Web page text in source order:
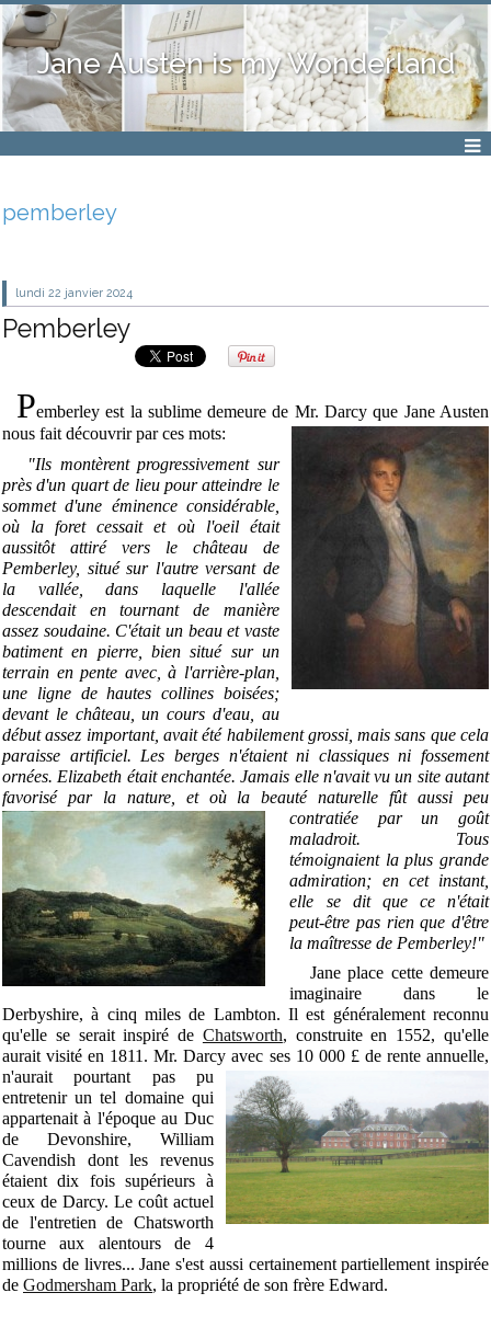
Jane Austen is my Wonderland
pemberley
lundi 22 janvier 2024
Pemberley
Pemberley est la sublime demeure de Mr. Darcy que Jane Austen
nous fait découvrir par ces mots:
"Ils montèrent progressivement sur
près d'un quart de lieu pour atteindre le
sommet d'une éminence considérable,
où la foret cessait et où l'oeil était
aussitôt attiré vers le château de
Pemberley, situé sur l'autre versant de
la vallée, dans laquelle l'allée
descendait en tournant de manière
assez soudaine. C'était un beau et vaste
batiment en pierre, bien situé sur un
terrain en pente avec, à l'arrière-plan,
une ligne de hautes collines boisées;
devant le château, un cours d'eau, au
début assez important, avait été habilement grossi, mais sans que cela
paraisse artificiel. Les berges n'étaient ni classiques ni fossement
ornées. Elizabeth était enchantée. Jamais elle n'avait vu un site autant
favorisé par la nature, et où la beauté naturelle fût aussi peu
contratiée par un goût
maladroit. Tous
témoignaient la plus grande
admiration; en cet instant,
elle se dit que ce n'était
peut-être pas rien que d'être
la maîtresse de Pemberley!"
Jane place cette demeure
imaginaire dans le
Derbyshire, à cinq miles de Lambton. Il est généralement reconnu
qu'elle se serait inspiré de Chatsworth, construite en 1552, qu'elle
aurait visité en 1811. Mr. Darcy avec ses 10 000 £ de rente annuelle,
n'aurait pourtant pas pu
entretenir un tel domaine qui
appartenait à l'époque au Duc
de Devonshire, William
Cavendish dont les revenus
étaient dix fois supérieurs à
ceux de Darcy. Le coût actuel
de l'entretien de Chatsworth
tourne aux alentours de 4
millions de livres... Jane s'est aussi certainement partiellement inspirée
de Godmersham Park, la propriété de son frère Edward.